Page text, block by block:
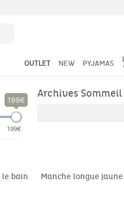
OUTLET NEW PYJAMAS
199
199€
Archives Sommeil
le bain Manche longue jaune